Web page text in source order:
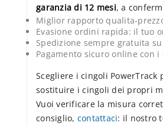
garanzia di 12 mesi, a
Miglior rapporto qualita-
Evasione ordini rapida: il tuo
Spedizione sempre gratuita
Pagamento sicuro online con
Scegliere i cingoli PowerTrack
sostituire i cingoli dei propri
Vuoi verificare la misura
consiglio, contattaci: il nostro